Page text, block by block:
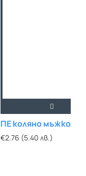
ПЕ коляно мъжко
€2.76 (5.40 лв.)